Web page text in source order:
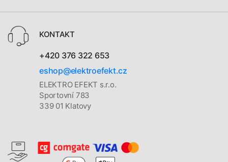
KONTAKT
+420 376 322 653
eshop@elektroefekt.cz
ELEKTRO EFEKT s.r.o.
Sportovní 783
339 01 Klatovy